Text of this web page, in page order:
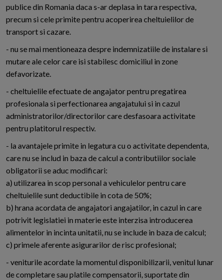
publice din Romania daca s-ar deplasa in tara respectiva,
precum si cele primite pentru acoperirea cheltuielilor de
transport si cazare.
- nu se mai mentioneaza despre indemnizatiile de instalare si
mutare ale celor care isi stabilesc domiciliul in zone
defavorizate.
- cheltuielile efectuate de angajator pentru pregatirea
profesionala si perfectionarea angajatului si in cazul
administratorilor/directorilor care desfasoara activitate
pentru platitorul respectiv.
- la avantajele primite in legatura cu o activitate dependenta,
care nu se includ in baza de calcul a contributiilor sociale
obligatorii se aduc modificari:
a) utilizarea in scop personal a vehiculelor pentru care
cheltuielile sunt deductibile in cota de 50%;
b) hrana acordata de angajatori angajatilor, in cazul in care
potrivit legislatiei in materie este interzisa introducerea
alimentelor in incinta unitatii, nu se include in baza de calcul;
c) primele aferente asigurarilor de risc profesional;
- veniturile acordate la momentul disponibilizarii, venitul lunar
de completare sau platile compensatorii, suportate din